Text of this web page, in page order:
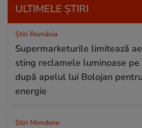
ULTIMELE ȘTIRI
Știri România
Supermarketurile limitează
sting reclamele luminoase
după apelul lui Bolojan
energie
Stiri Mondene